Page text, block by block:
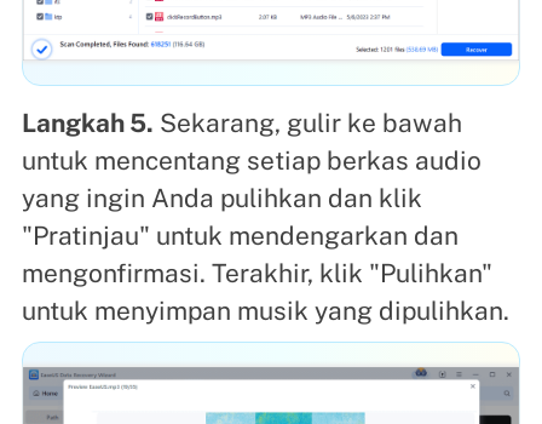
Langkah 5. Sekarang, gulir ke bawah
untuk mencentang setiap berkas audio
yang ingin Anda pulihkan dan klik
"Pratinjau" untuk mendengarkan dan
mengonfirmasi. Terakhir, klik "Pulihkan"
untuk menyimpan musik yang dipulihkan.